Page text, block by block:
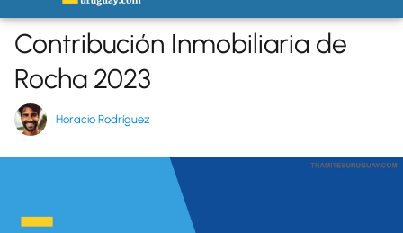
Contribución Inmobiliaria de
Rocha 2023
Horacio Rodríguez